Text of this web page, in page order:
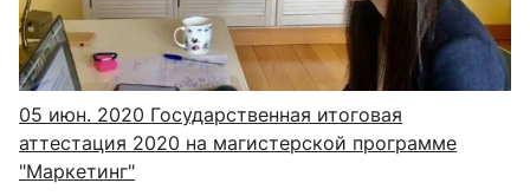
05 июн. 2020 Государственная итоговая
аттестация 2020 на магистерской программе
"Маркетинг"